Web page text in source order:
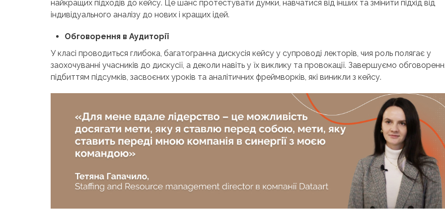
найкращих підходів до кейсу. Це шанс протестувати думки, навчатися від інших та змінити підхід від
індивідуального аналізу до нових і кращих ідей.
Обговорення в Аудиторії
У класі проводиться глибока, багатогранна дискусія кейсу у супроводі лекторів, чия роль полягає у
заохочуванні учасників до дискусії, а деколи навіть у їх виклику та провокації. Завершуємо
підбиттям підсумків, засвоєних уроків та аналітичних фреймворків, які виникли з кейсу.